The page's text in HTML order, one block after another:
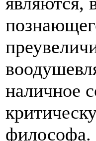
наличное
философа.